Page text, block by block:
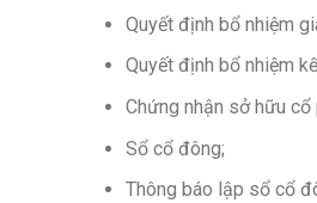
Quyết định bổ nhiệm
Quyết định bổ nhiệm
Chứng nhận sở hữu cổ
Sổ cổ đông;
Thông báo lập sổ cổ